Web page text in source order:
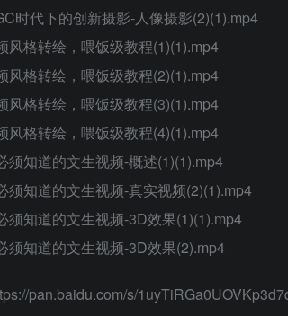
时代下的创新摄影-人像摄影(2)(1).mp4
风格转绘，喂饭级教程(1)(1).mp4
风格转绘，喂饭级教程(2)(1).mp4
风格转绘，喂饭级教程(3)(1).mp4
风格转绘，喂饭级教程(4)(1).mp4
须知道的文生视频-概述(1)(1).mp4
须知道的文生视频-真实视频(2)(1).mp4
须知道的文生视频-3D效果(1)(1).mp4
须知道的文生视频-3D效果(2).mp4
pan.baidu.com/s/